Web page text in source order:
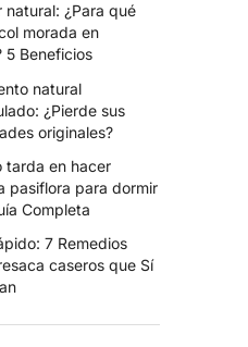
natural: ¿Para qué
morada en
5 Beneficios
natural
¿Pierde sus
originales?
tarda en hacer
pasiflora para dormir
Completa
7 Remedios
caseros que Sí